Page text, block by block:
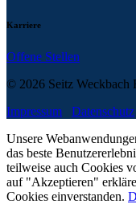
Karriere
Offene Stellen
© 2026 Seitz Weckbach
Impressum
Datenschutz
Unsere
das beste
teilweise auch Cookies
auf "Akzeptieren"
Cookies einverstanden.